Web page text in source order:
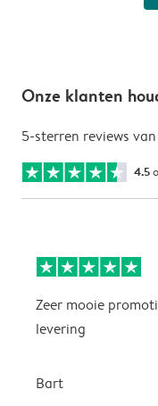
Onze klanten
5-sterren reviews
4.5
Zeer mooie
levering
Bart